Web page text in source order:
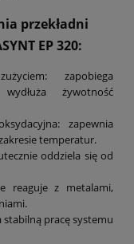
przekładni
EP320:
zapobiega
żywotność
zapewnia
temperatur.
oddziela się od
reaguje z metalami,
stabilną pracę systemu